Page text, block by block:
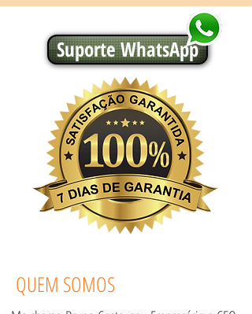
Suporte WhatsApp
QUEM SOMOS